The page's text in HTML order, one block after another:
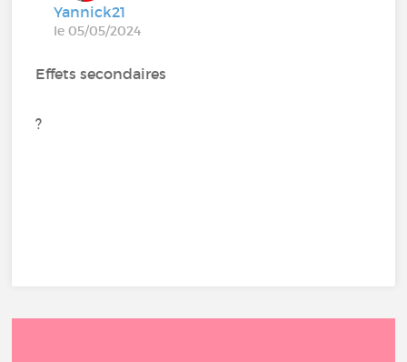
Yannick21
le 05/05/2024
Effets secondaires
?